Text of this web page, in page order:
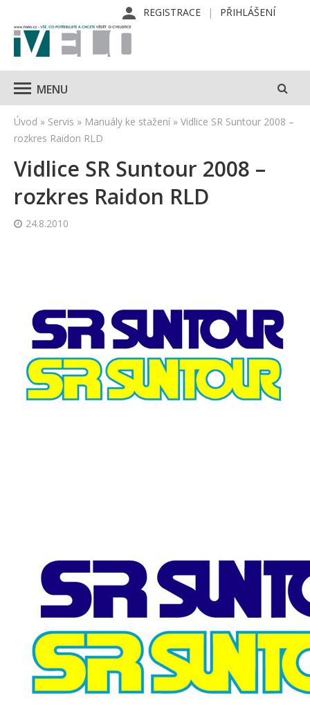
REGISTRACE PŘIHLÁŠENÍ
MENU
Úvod » Servis » Manuály ke stažení » Vidlice SR Suntour 2008 –
rozkres Raidon RLD
Vidlice SR Suntour 2008 –
rozkres Raidon RLD
24.8.2010